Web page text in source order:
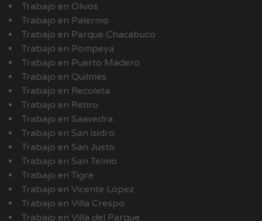
Trabajo en Olivos
Trabajo en Palermo
Trabajo en Parque Chacabuco
Trabajo en Pompeya
Trabajo en Puerto Madero
Trabajo en Quilmes
Trabajo en Recoleta
Trabajo en Retiro
Trabajo en Saavedra
Trabajo en San isidro
Trabajo en San Justo
Trabajo en San Telmo
Trabajo en Tigre
Trabajo en Vicente López
Trabajo en Villa Crespo
Trabajo en Villa del Parque